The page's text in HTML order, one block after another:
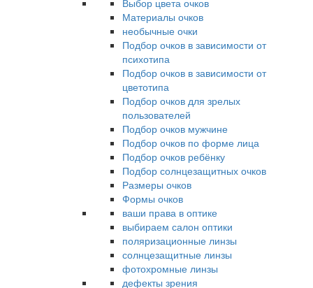
Выбор цвета очков
Материалы очков
необычные очки
Подбор очков в зависимости от
психотипа
Подбор очков в зависимости от
цветотипа
Подбор очков для зрелых
пользователей
Подбор очков мужчине
Подбор очков по форме лица
Подбор очков ребёнку
Подбор солнцезащитных очков
Размеры очков
Формы очков
ваши права в оптике
выбираем салон оптики
поляризационные линзы
солнцезащитные линзы
фотохромные линзы
дефекты зрения